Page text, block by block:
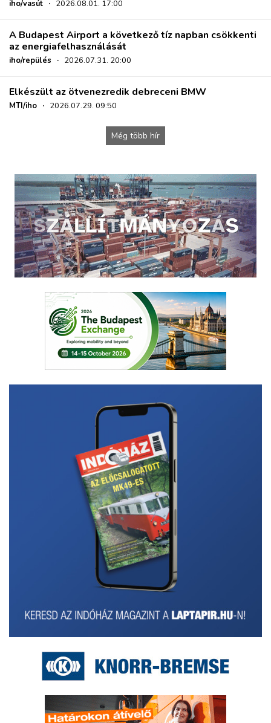
iho/vasút · 2026.08.01. 17:00
A Budapest Airport a következő tíz napban csökkenti
az energiafelhasználását
iho/repülés · 2026.07.31. 20:00
Elkészült az ötvenezredik debreceni BMW
MTI/iho · 2026.07.29. 09:50
Még több hír